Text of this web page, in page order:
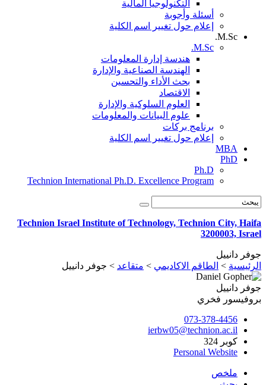
التكنولوجيا المالية
أسئلة وأجوبة
إعلام حول تغيير اسم الكلية
M.Sc.
M.Sc.
هندسة إدارة المعلومات
الهندسة الصناعية والإدارة
بحث الأداء والتحسين
الاقتصاد
العلوم السلوكية والإدارة
علوم البيانات والمعلومات
برنامج بركات
إعلام حول تغيير اسم الكلية
MBA
PhD
Ph.D
Technion International Ph.D. Excellence Program
Technion Israel Institute of Technology, Technion City, Haifa
3200003, Israel
جوفر دانييل
الرئيسية > الطاقم الاكاديمي > متقاعد > جوفر دانييل
جوفر دانييل
بروفيسور فخري
073-378-4456
ierbw05@technion.ac.il
كوبر 324
Personal Website
ملخص